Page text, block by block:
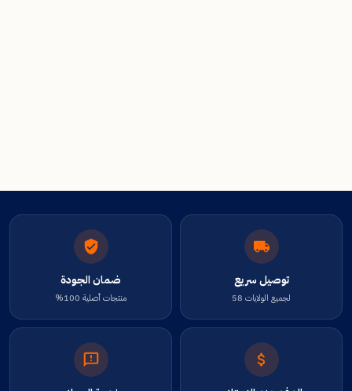
توصيل سريع
لجميع الولايات 58
ضمان الجودة
منتجات أصلية 100%